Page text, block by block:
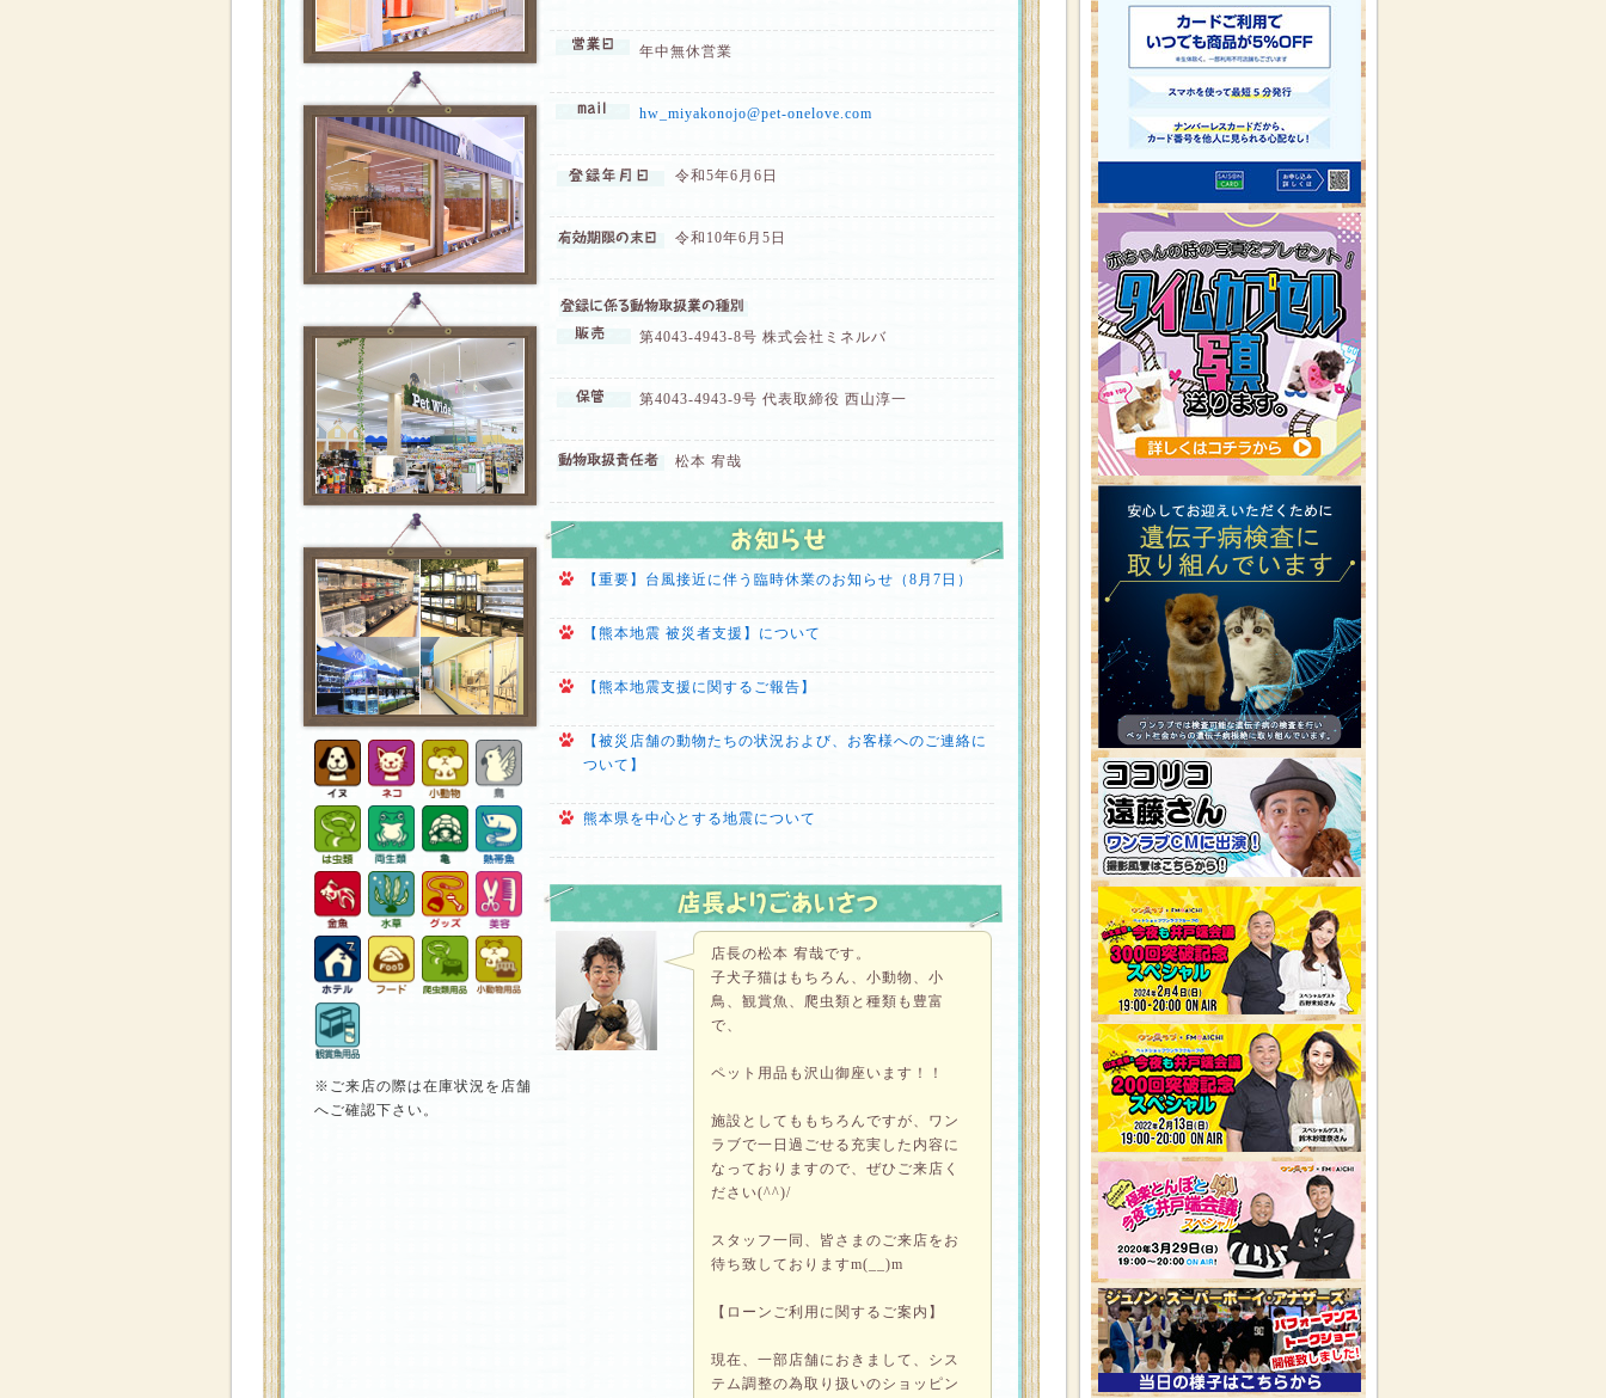
※ご来店の際は在庫状況を店舗
へご確認下さい。
年中無休営業
hw_miyakonojo@pet-onelove.com
令和5年6月6日
令和10年6月5日
第4043-4943-8号 株式会社ミネルバ
第4043-4943-9号 代表取締役 西山淳一
松本 宥哉
【重要】台風接近に伴う臨時休業のお知らせ（8月7日）
【熊本地震 被災者支援】について
【熊本地震支援に関するご報告】
【被災店舗の動物たちの状況および、お客様へのご連絡に
ついて】
熊本県を中心とする地震について
店長の松本 宥哉です。
子犬子猫はもちろん、小動物、小
鳥、観賞魚、爬虫類と種類も豊富
で、
ペット用品も沢山御座います！！
施設としてももちろんですが、ワン
ラブで一日過ごせる充実した内容に
なっておりますので、ぜひご来店く
ださい(^^)/
スタッフ一同、皆さまのご来店をお
待ち致しておりますm(__)m
【ローンご利用に関するご案内】
現在、一部店舗におきまして、シス
テム調整の為取り扱いのショッピン